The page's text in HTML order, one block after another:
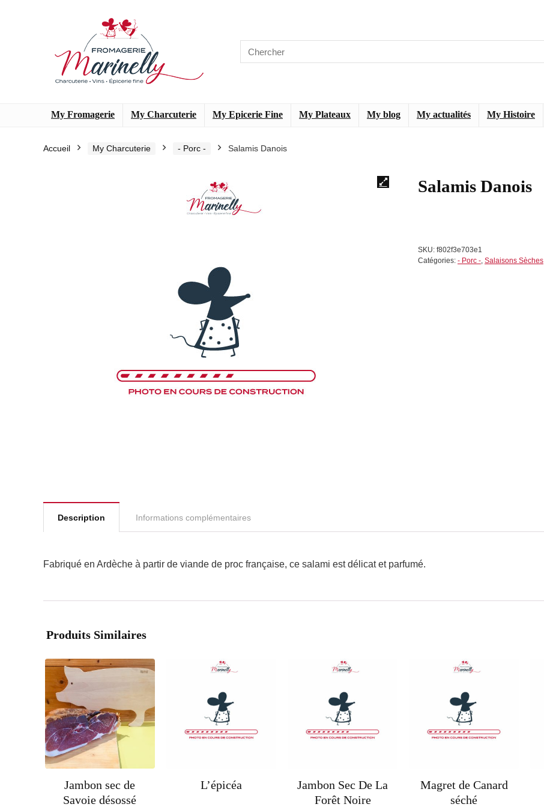
My Fromagerie My Charcuterie My Epicerie Fine My Plateaux My blog My actualités My Histoire
Accueil My Charcuterie - Porc - Salamis Danois
Salamis Danois
SKU: f802f3e703e1
Catégories: - Porc -, Salaisons Sèches
Description Informations complémentaires
Fabriqué en Ardèche à partir de viande de proc française, ce salami est délicat et parfumé.
Produits Similaires
Jambon sec de
Savoie désossé
L’épicéa
Jambon Sec De La
Forêt Noire
Magret de Canard
séché